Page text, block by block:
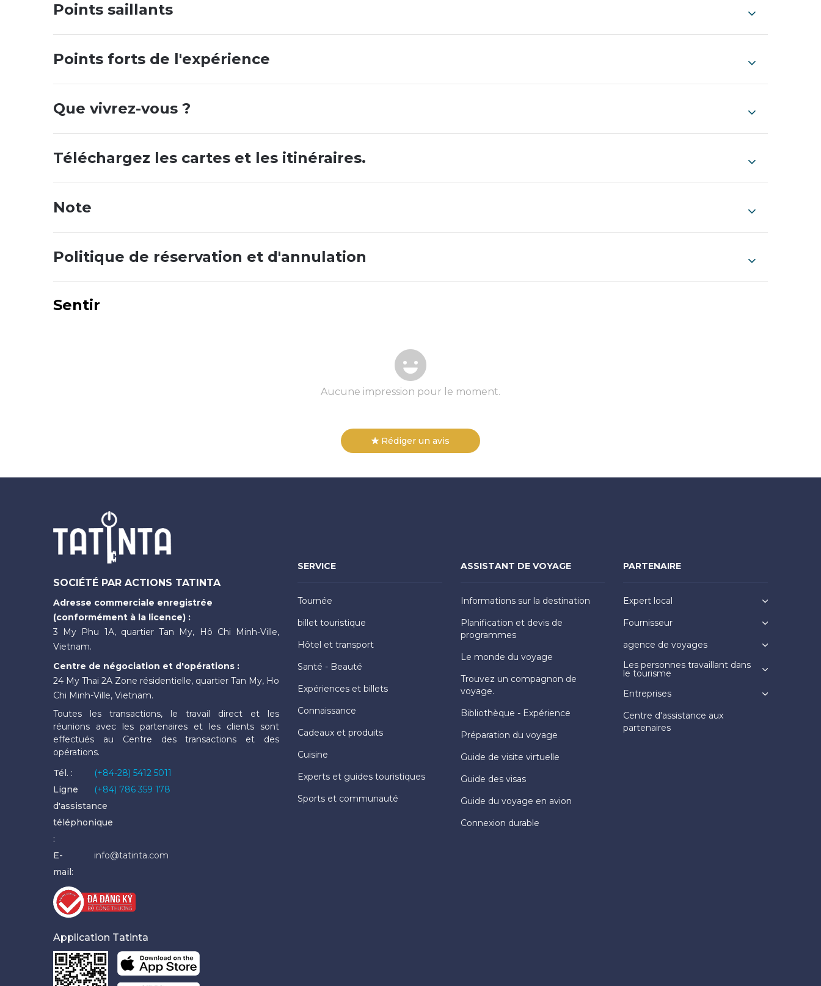
Points saillants
Points forts de l'expérience
Que vivrez-vous ?
Téléchargez les cartes et les itinéraires.
Note
Politique de réservation et d'annulation
Sentir
Aucune impression pour le moment.
Rédiger un avis
SOCIÉTÉ PAR ACTIONS TATINTA
Adresse commerciale enregistrée
(conformément à la licence) :
3 My Phu 1A, quartier Tan My, Hô Chi Minh-Ville,
Vietnam.
Centre de négociation et d'opérations :
24 My Thai 2A Zone résidentielle, quartier Tan My, Ho
Chi Minh-Ville, Vietnam.
Toutes les transactions, le travail direct et les
réunions avec les partenaires et les clients sont
effectués au Centre des transactions et des
opérations.
Tél. :
(+84-28) 5412 5011
Ligne
d'assistance
téléphonique
:
(+84) 786 359 178
E-
mail:
info@tatinta.com
Application Tatinta
SERVICE
Tournée
billet touristique
Hôtel et transport
Santé - Beauté
Expériences et billets
Connaissance
Cadeaux et produits
Cuisine
Experts et guides touristiques
Sports et communauté
ASSISTANT DE VOYAGE
Informations sur la destination
Planification et devis de
programmes
Le monde du voyage
Trouvez un compagnon de
voyage.
Bibliothèque - Expérience
Préparation du voyage
Guide de visite virtuelle
Guide des visas
Guide du voyage en avion
Connexion durable
PARTENAIRE
Expert local
Fournisseur
agence de voyages
Les personnes travaillant dans
le tourisme
Entreprises
Centre d'assistance aux
partenaires